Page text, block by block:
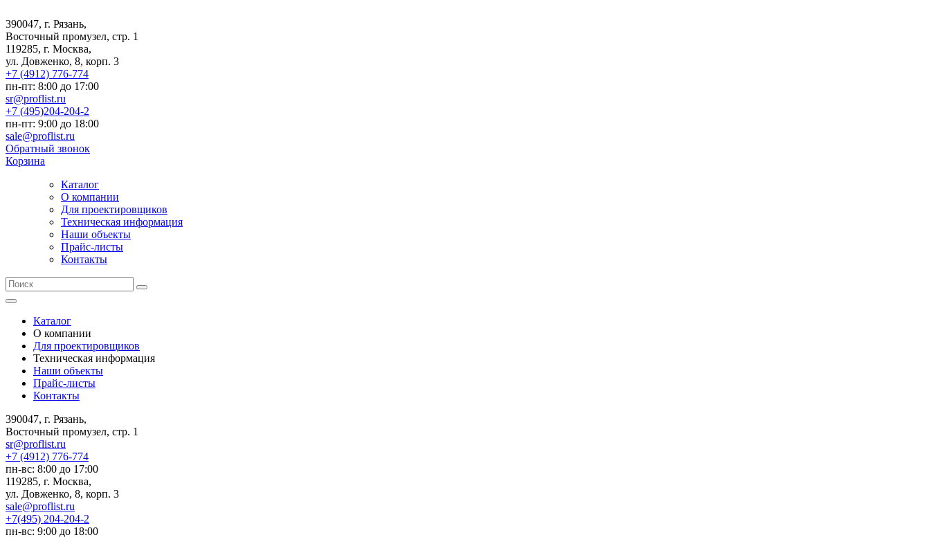
390047, г. Рязань,
Восточный промузел, стр. 1
119285, г. Москва,
ул. Довженко, 8, корп. 3
+7 (4912) 776-774
пн-пт: 8:00 до 17:00
sr@proflist.ru
+7 (495)204-204-2
пн-пт: 9:00 до 18:00
sale@proflist.ru
Обратный звонок
Корзина
Каталог
О компании
Для проектировщиков
Техническая информация
Наши объекты
Прайс-листы
Контакты
Каталог
О компании
Для проектировщиков
Техническая информация
Наши объекты
Прайс-листы
Контакты
390047, г. Рязань,
Восточный промузел, стр. 1
sr@proflist.ru
+7 (4912) 776-774
пн-вс: 8:00 до 17:00
119285, г. Москва,
ул. Довженко, 8, корп. 3
sale@proflist.ru
+7(495) 204-204-2
пн-вс: 9:00 до 18:00